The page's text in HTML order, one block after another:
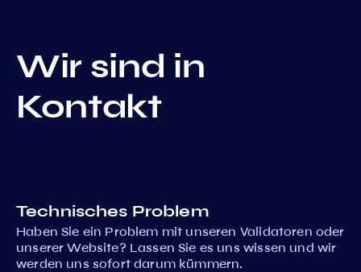
Wir sind in
Kontakt
Technisches Problem
Haben Sie ein Problem mit unseren Validatoren oder
unserer Website? Lassen Sie es uns wissen und wir
werden uns sofort darum kümmern.